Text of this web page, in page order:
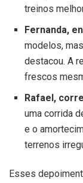
treinos
Fernanda,
modelos,
destacou. A
frescos
Rafael,
uma corrida
e o
terrenos
Esses